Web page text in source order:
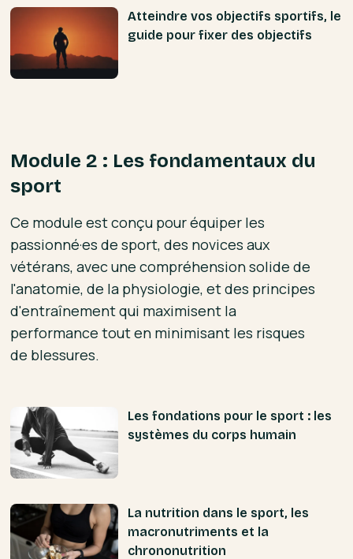
Atteindre vos objectifs sportifs, le
guide pour fixer des objectifs
Module 2 : Les fondamentaux du
sport
Ce module est conçu pour équiper les
passionné·es de sport, des novices aux
vétérans, avec une compréhension solide de
l'anatomie, de la physiologie, et des principes
d'entraînement qui maximisent la
performance tout en minimisant les risques
de blessures.
Les fondations pour le sport : les
systèmes du corps humain
La nutrition dans le sport, les
macronutriments et la
chrononutrition